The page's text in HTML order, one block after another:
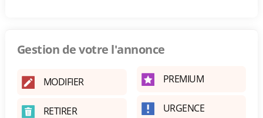
Gestion de votre l'annonce
MODIFIER
RETIRER
PREMIUM
URGENCE